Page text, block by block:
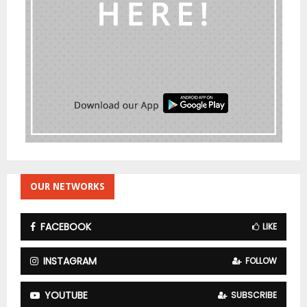
OUR NETWORKS
FACEBOOK LIKE
INSTAGRAM FOLLOW
YOUTUBE SUBSCRIBE